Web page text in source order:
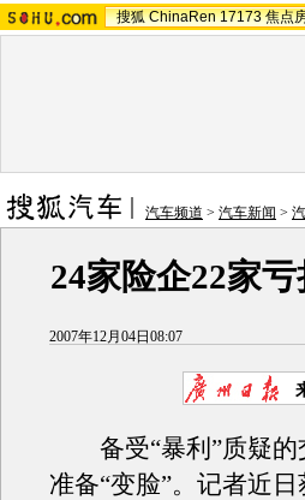
搜狐 ChinaRen 17173 焦点
汽车频道 > 汽车新闻 >
24家险企22家
2007年12月04日08:07
备受“暴利”质疑的
准备“变脸”。记者近